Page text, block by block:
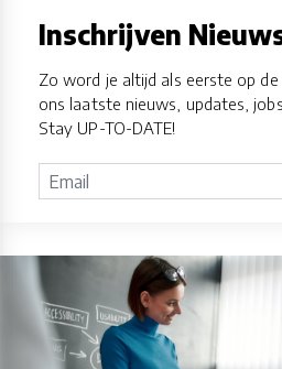
Inschrijven
Zo word je altijd als eerste op
ons laatste nieuws, updates,
Stay UP-TO-DATE!